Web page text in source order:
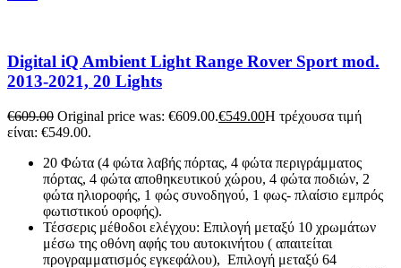
Digital iQ Ambient Light Range Rover Sport mod.
2013-2021, 20 Lights
€609.00 Original price was: €609.00.€549.00Η τρέχουσα τιμή
είναι: €549.00.
20 Φώτα (4 φώτα λαβής πόρτας, 4 φώτα περιγράμματος
πόρτας, 4 φώτα αποθηκευτικού χώρου, 4 φώτα ποδιών, 2
φώτα ηλιοροφής, 1 φώς συνοδηγού, 1 φως- πλαίσιο εμπρός
φωτιστικού οροφής).
Τέσσερις μέθοδοι ελέγχου: Επιλογή μεταξύ 10 χρωμάτων
μέσω της οθόνη αφής του αυτοκινήτου ( απαιτείται
προγραμματισμός εγκεφάλου), Επιλογή μεταξύ 64